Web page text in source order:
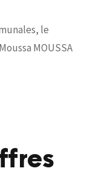
le
MOUSSA